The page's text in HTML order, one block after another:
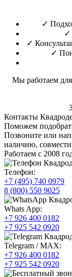
✓
✓
✓
✓
Мы работаем
Контакты
Поможем
Позвоните или
наличию,
Работаем с 2008
Телефон:
+7 (495) 740 0979
8 (800) 550 9025
Whats App:
+7 926 400 0182
+7 925 542 0920
Telegram / MAX:
+7 926 400 0182
+7 925 542 0920